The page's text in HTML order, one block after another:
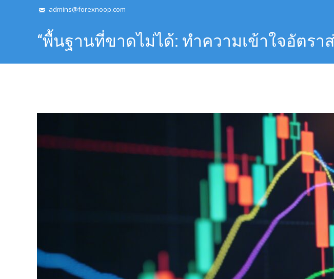
admins@forexnoop.com
“พื้นฐานที่ขาดไม่ได้: ทำความเข้าใจอัตรา